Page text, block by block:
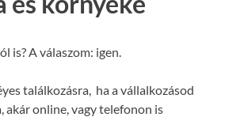
is? A válaszom: igen.
találkozásra, ha a vállalkozásod
akár online, vagy telefonon is